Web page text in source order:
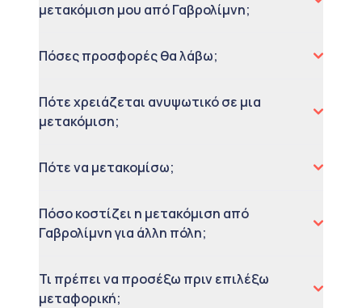
μετακόμιση μου από Γαβρολίμνη;
Πόσες προσφορές θα λάβω;
Πότε χρειάζεται ανυψωτικό σε μια
μετακόμιση;
Πότε να μετακομίσω;
Πόσο κοστίζει η μετακόμιση από
Γαβρολίμνη για άλλη πόλη;
Τι πρέπει να προσέξω πριν επιλέξω
μεταφορική;